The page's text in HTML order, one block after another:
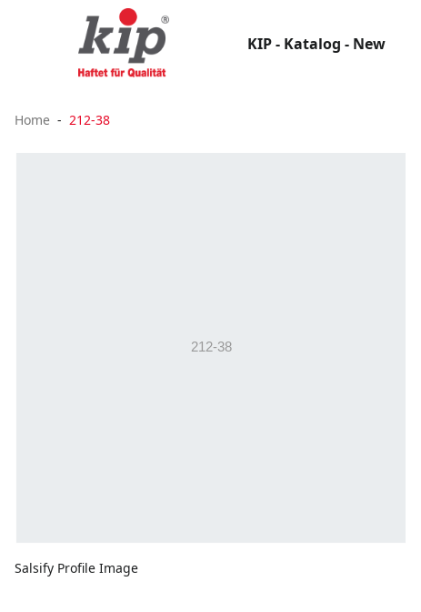
KIP - Katalog - New
Home 212-38
Salsify Profile Image